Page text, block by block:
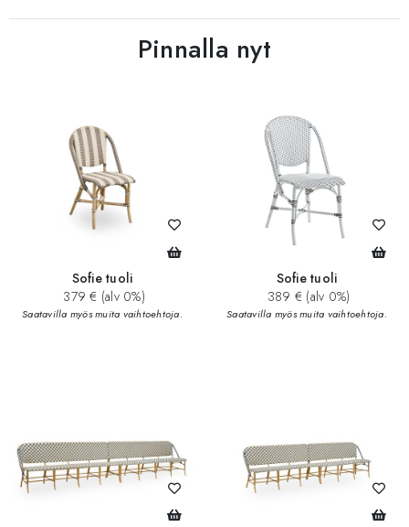
Pinnalla nyt
Sofie tuoli
379 € (alv 0%)
Saatavilla myös muita vaihtoehtoja.
Sofie tuoli
389 € (alv 0%)
Saatavilla myös muita vaihtoehtoja.